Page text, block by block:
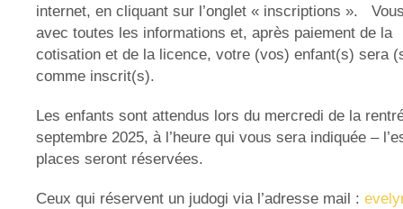
internet, en cliquant sur l’onglet « inscriptions ».
avec toutes les informations et, après paiement de la
cotisation et de la licence, votre (vos) enfant(s) sera
comme inscrit(s).
Les enfants sont attendus lors du mercredi de la
septembre 2025, à l’heure qui vous sera indiquée –
places seront réservées.
Ceux qui réservent un judogi via l’adresse mail :